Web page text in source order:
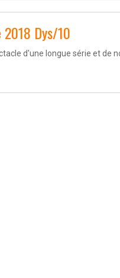
2018 Dys/10
d'une longue série et de